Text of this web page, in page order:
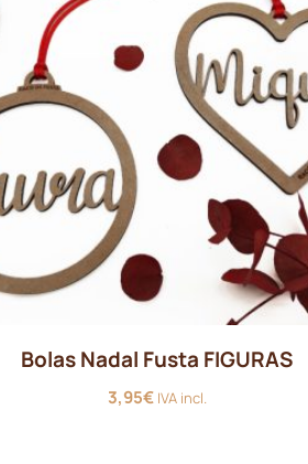
Bolas Nadal Fusta FIGURAS
3,95€ IVA incl.